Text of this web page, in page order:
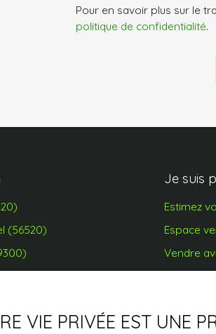
Pour en savoir plus sur le
politique de confidentialité.
(56520)
Je suis
Estimez
Espace
Vendre
VIE PRIVÉE EST UNE